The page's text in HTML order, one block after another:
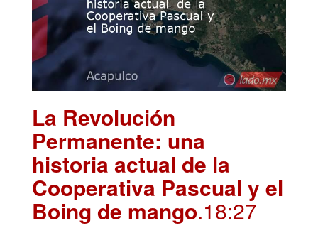
La Revolución
Permanente: una
historia actual de la
Cooperativa Pascual y el
Boing de mango.18:27